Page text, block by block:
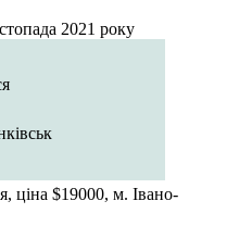
2021 року
ціна $19000, м. Івано-